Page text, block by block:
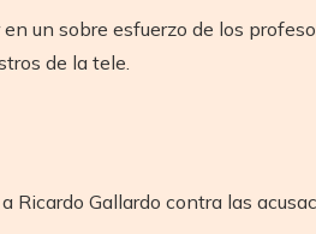
un sobre esfuerzo de los
de la tele.
Ricardo Gallardo contra las